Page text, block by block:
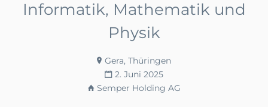
Informatik, Mathematik und
Physik
Gera, Thüringen
2. Juni 2025
Semper Holding AG